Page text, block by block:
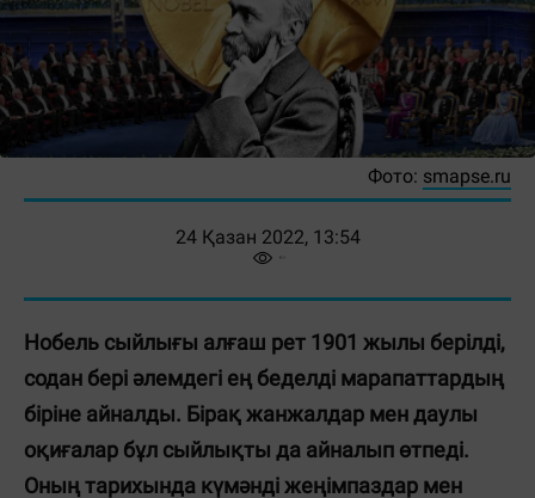
Фото: smapse.ru
24 Қазан 2022, 13:54
Нобель сыйлығы алғаш рет 1901 жылы берілді,
содан бері әлемдегі ең беделді марапаттардың
біріне айналды. Бірақ жанжалдар мен даулы
оқиғалар бұл сыйлықты да айналып өтпеді.
Оның тарихында күмәнді жеңімпаздар мен